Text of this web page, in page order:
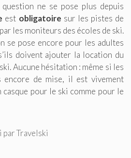
question ne se pose plus depuis
est obligatoire sur les pistes de
les moniteurs des écoles de ski.
se pose encore pour les adultes
doivent ajouter la location du
Aucune hésitation : même si les
encore de mise, il est vivement
pour le ski comme pour le
par Travelski